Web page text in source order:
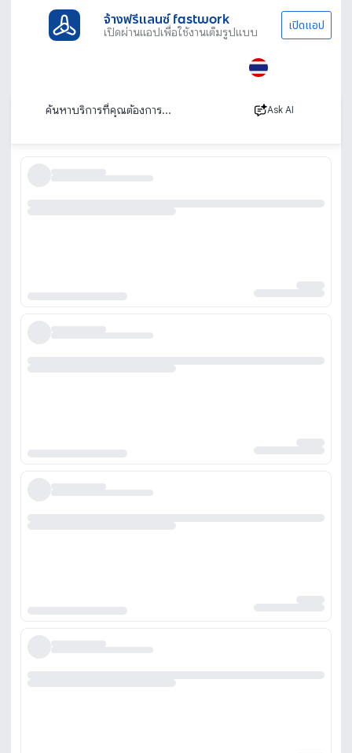
จ้างฟรีแลนซ์ fastwork
เปิดผ่านแอปเพื่อใช้งานเต็มรูปแบบ เปิดแอป
Ask AI
ผู้ช่วยช่างภาพ
เรียงตาม